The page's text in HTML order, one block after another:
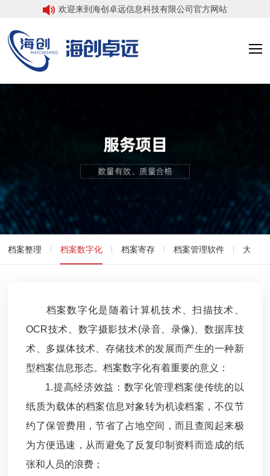
欢迎来到海创卓远信息科技有限公司官方网站
档案整理 档案数字化 档案寄存 档案管理软件 大数
档案数字化是随着计算机技术、扫描技术、
OCR技术、数字摄影技术(录音、录像)、数据库技
术、多媒体技术、存储技术的发展而产生的一种新
型档案信息形态。档案数字化有着重要的意义：
1.提高经济效益：数字化管理档案使传统的以
纸质为载体的档案信息对象转为机读档案，不仅节
约了保管费用，节省了占地空间，而且查阅起来极
为方便迅速，从而避免了反复印制资料而造成的纸
张和人员的浪费；